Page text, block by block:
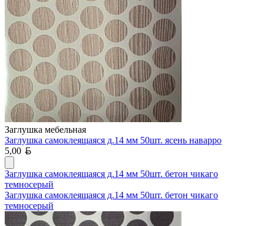
Заглушка мебельная
Заглушка самоклеящаяся д.14 мм 50шт. ясень наварро
5,00
Заглушка самоклеящаяся д.14 мм 50шт. бетон чикаго
темносерый
Заглушка самоклеящаяся д.14 мм 50шт. бетон чикаго
темносерый